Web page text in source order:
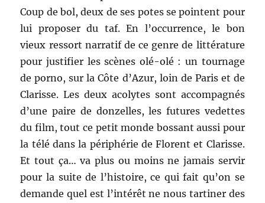
Coup de bol, deux de ses potes se pointent pour
lui proposer du taf. En l’occurrence, le bon
vieux ressort narratif de ce genre de littérature
pour justifier les scènes olé-olé : un tournage
de porno, sur la Côte d’Azur, loin de Paris et de
Clarisse. Les deux acolytes sont accompagnés
d’une paire de donzelles, les futures vedettes
du film, tout ce petit monde bossant aussi pour
la télé dans la périphérie de Florent et Clarisse.
Et tout ça… va plus ou moins ne jamais servir
pour la suite de l’histoire, ce qui fait qu’on se
demande quel est l’intérêt ne nous tartiner des